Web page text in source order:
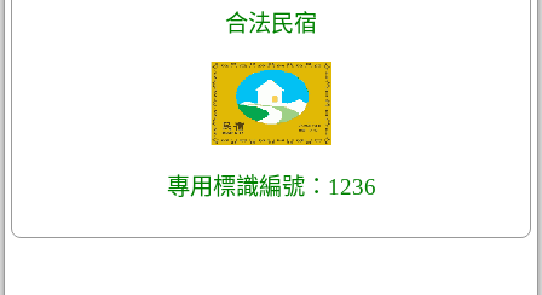
合法民宿
專用標識編號：1236